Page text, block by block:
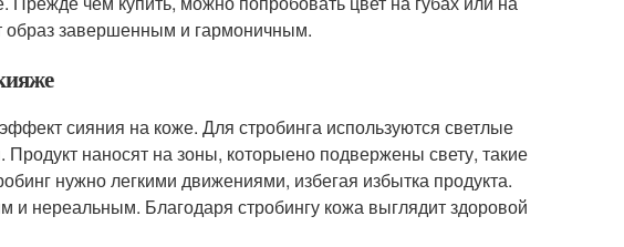
образ завершенным и гармоничным.
сияния на коже. Для стробинга используются светлые
наносят на зоны, которыено подвержены свету, такие
нужно легкими движениями, избегая избытка продукта.
нереальным. Благодаря стробингу кожа выглядит здоровой